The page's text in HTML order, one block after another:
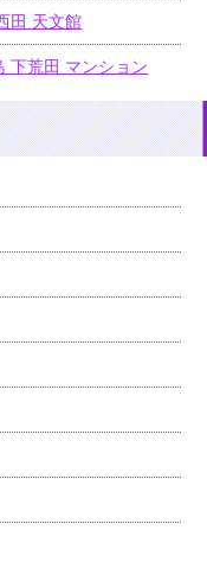
田 天文館
下荒田 マンション